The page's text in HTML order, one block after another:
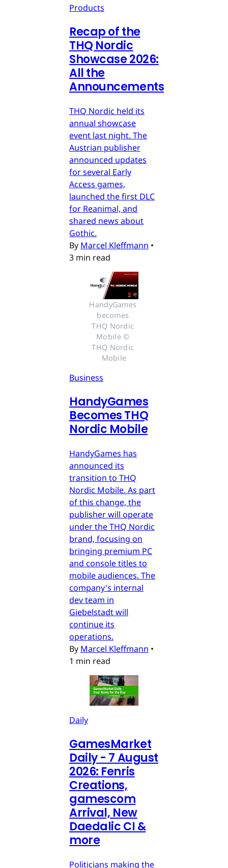
Products
Recap of the
THQ Nordic
Showcase 2026:
All the
Announcements
THQ Nordic held its
annual showcase
event last night. The
Austrian publisher
announced updates
for several Early
Access games,
launched the first DLC
for Reanimal, and
shared news about
Gothic.
By Marcel Kleffmann •
3 min read
HandyGames
becomes
THQ Nordic
Mobile ©
THQ Nordic
Mobile
Business
HandyGames
Becomes THQ
Nordic Mobile
HandyGames has
announced its
transition to THQ
Nordic Mobile. As part
of this change, the
publisher will operate
under the THQ Nordic
brand, focusing on
bringing premium PC
and console titles to
mobile audiences. The
company's internal
dev team in
Giebelstadt will
continue its
operations.
By Marcel Kleffmann •
1 min read
Daily
GamesMarket
Daily - 7 August
2026: Fenris
Creations,
gamescom
Arrival, New
Daedalic CI &
more
Politicians making the